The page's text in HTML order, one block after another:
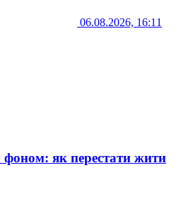
06.08.2026, 16:11
як перестати жити